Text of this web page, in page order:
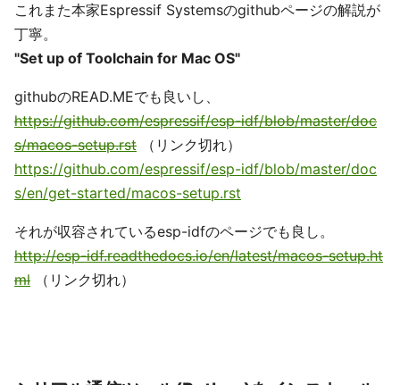
これまた本家Espressif Systemsのgithubページの解説が
丁寧。
"Set up of Toolchain for Mac OS"
githubのREAD.MEでも良いし、
https://github.com/espressif/esp-idf/blob/master/doc
s/macos-setup.rst （リンク切れ）
https://github.com/espressif/esp-idf/blob/master/doc
s/en/get-started/macos-setup.rst
それが収容されているesp-idfのページでも良し。
http://esp-idf.readthedocs.io/en/latest/macos-setup.ht
ml （リンク切れ）